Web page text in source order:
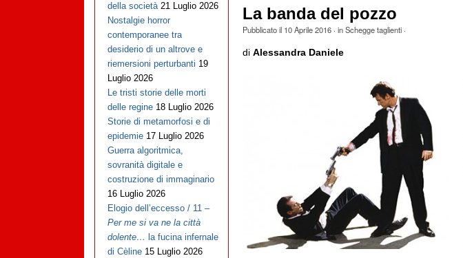
La banda del pozzo
Pubblicato il 10 Aprile 2016· inSchegge taglienti·
di Alessandra Daniele
della società 21 Luglio 2026
Nostalgie horror
contemporanee tra
desiderio di un altrove e
riemersioni perturbanti 19
Luglio 2026
Le tristi storie delle morti
delle regine 18 Luglio 2026
Storie di metamorfosi e di
epidemie 17 Luglio 2026
Guerra algoritmica,
sovranità digitale e
costruzione di immaginario
16 Luglio 2026
Elogio dell’eccesso / 11 –
Per me si va ne la città
dolente… la fucina infernale
di Cèline 15 Luglio 2026